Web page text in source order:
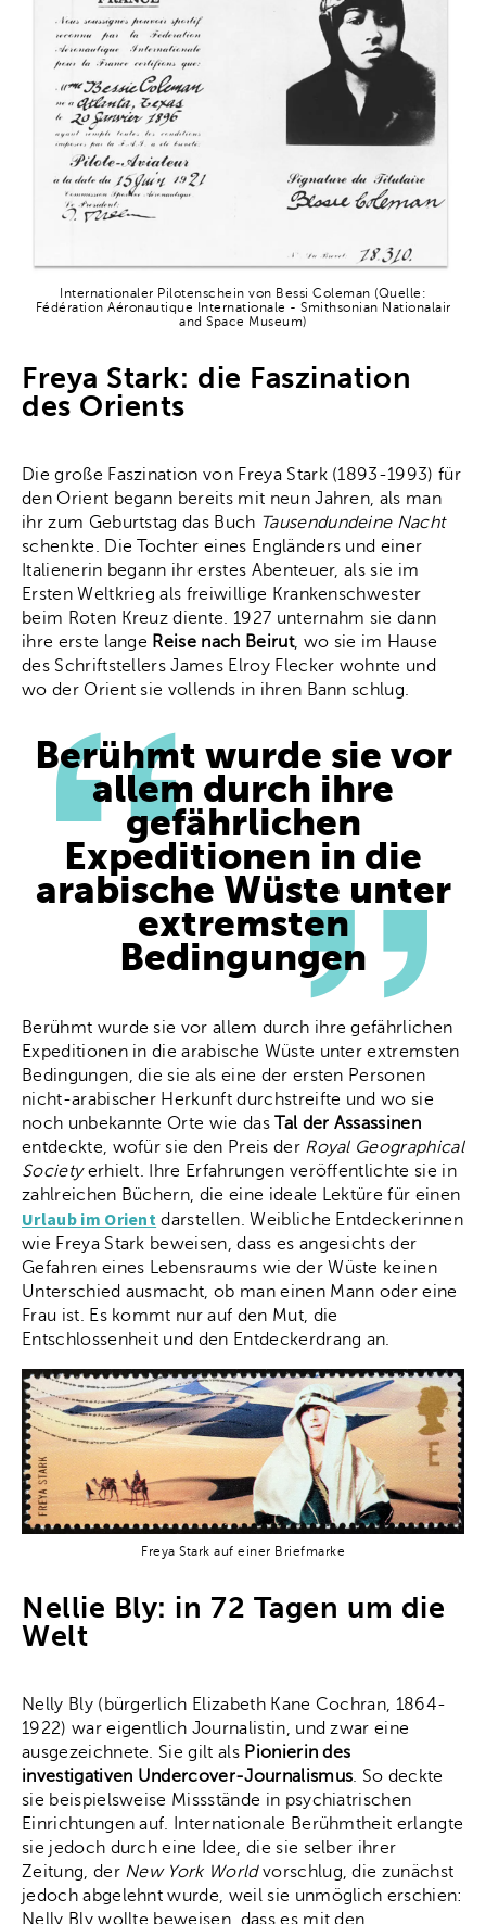
Internationaler Pilotenschein von Bessi Coleman (Quelle:
Fédération Aéronautique Internationale - Smithsonian Nationalair
and Space Museum)
Freya Stark: die Faszination
des Orients
Die große Faszination von Freya Stark (1893-1993) für
den Orient begann bereits mit neun Jahren, als man
ihr zum Geburtstag das Buch Tausendundeine Nacht
schenkte. Die Tochter eines Engländers und einer
Italienerin begann ihr erstes Abenteuer, als sie im
Ersten Weltkrieg als freiwillige Krankenschwester
beim Roten Kreuz diente. 1927 unternahm sie dann
ihre erste lange Reise nach Beirut, wo sie im Hause
des Schriftstellers James Elroy Flecker wohnte und
wo der Orient sie vollends in ihren Bann schlug.
Berühmt wurde sie vor
allem durch ihre
gefährlichen
Expeditionen in die
arabische Wüste unter
extremsten
Bedingungen
Berühmt wurde sie vor allem durch ihre gefährlichen
Expeditionen in die arabische Wüste unter extremsten
Bedingungen, die sie als eine der ersten Personen
nicht-arabischer Herkunft durchstreifte und wo sie
noch unbekannte Orte wie dasTal der Assassinen
entdeckte, wofür sie den Preis der Royal Geographical
Societyerhielt. Ihre Erfahrungen veröffentlichte sie in
zahlreichen Büchern, die eine ideale Lektüre für einen
Urlaub im Orient darstellen. Weibliche Entdeckerinnen
wie Freya Stark beweisen, dass es angesichts der
Gefahren eines Lebensraums wie der Wüste keinen
Unterschied ausmacht, ob man einen Mann oder eine
Frau ist. Es kommt nur auf den Mut, die
Entschlossenheit und den Entdeckerdrang an.
Freya Stark auf einer Briefmarke
Nellie Bly: in 72 Tagen um die
Welt
Nelly Bly (bürgerlich Elizabeth Kane Cochran, 1864-
1922) war eigentlich Journalistin, und zwar eine
ausgezeichnete. Sie gilt als Pionierin des
investigativen Undercover-Journalismus . So deckte
sie beispielsweise Missstände in psychiatrischen
Einrichtungen auf. Internationale Berühmtheit erlangte
sie jedoch durch eine Idee, die sie selber ihrer
Zeitung, der New York Worldvorschlug, die zunächst
jedoch abgelehnt wurde, weil sie unmöglich erschien:
Nelly Bly wollte beweisen, dass es mit den